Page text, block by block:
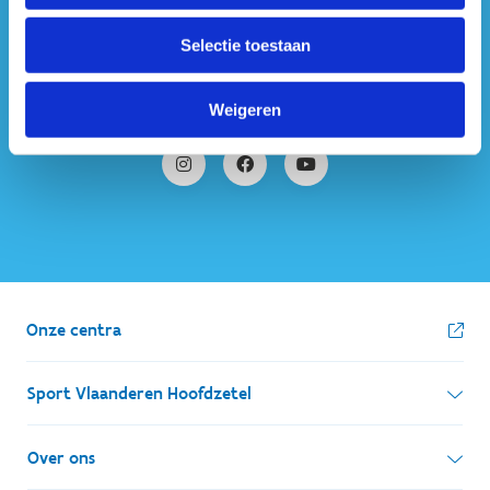
Selectie toestaan
Weigeren
#sportersbelevenmeer
ook op sociale media
Onze centra
Sport Vlaanderen Hoofdzetel
Simon Bolivarlaan 17
Over ons